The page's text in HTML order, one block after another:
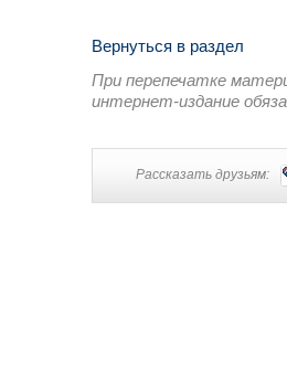
Вернуться в раздел
При перепечатке
интернет-издание
Рассказать друзьям: